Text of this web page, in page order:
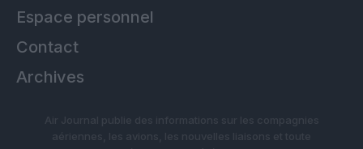
Espace personnel
Contact
Archives